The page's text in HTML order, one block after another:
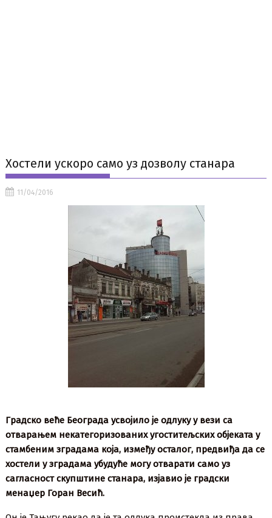
Хостели ускоро само уз дозволу станара
11/04/2016
Градско веће Београда усвојило је одлуку у вези са
отварањем некатегоризованих угоститељских објеката у
стамбеним зградама која, између осталог, предвиђа да се
хостели у зградама убудуће могу отварати само уз
сагласност скупштине станара, изјавио је градски
менаџер Горан Весић.